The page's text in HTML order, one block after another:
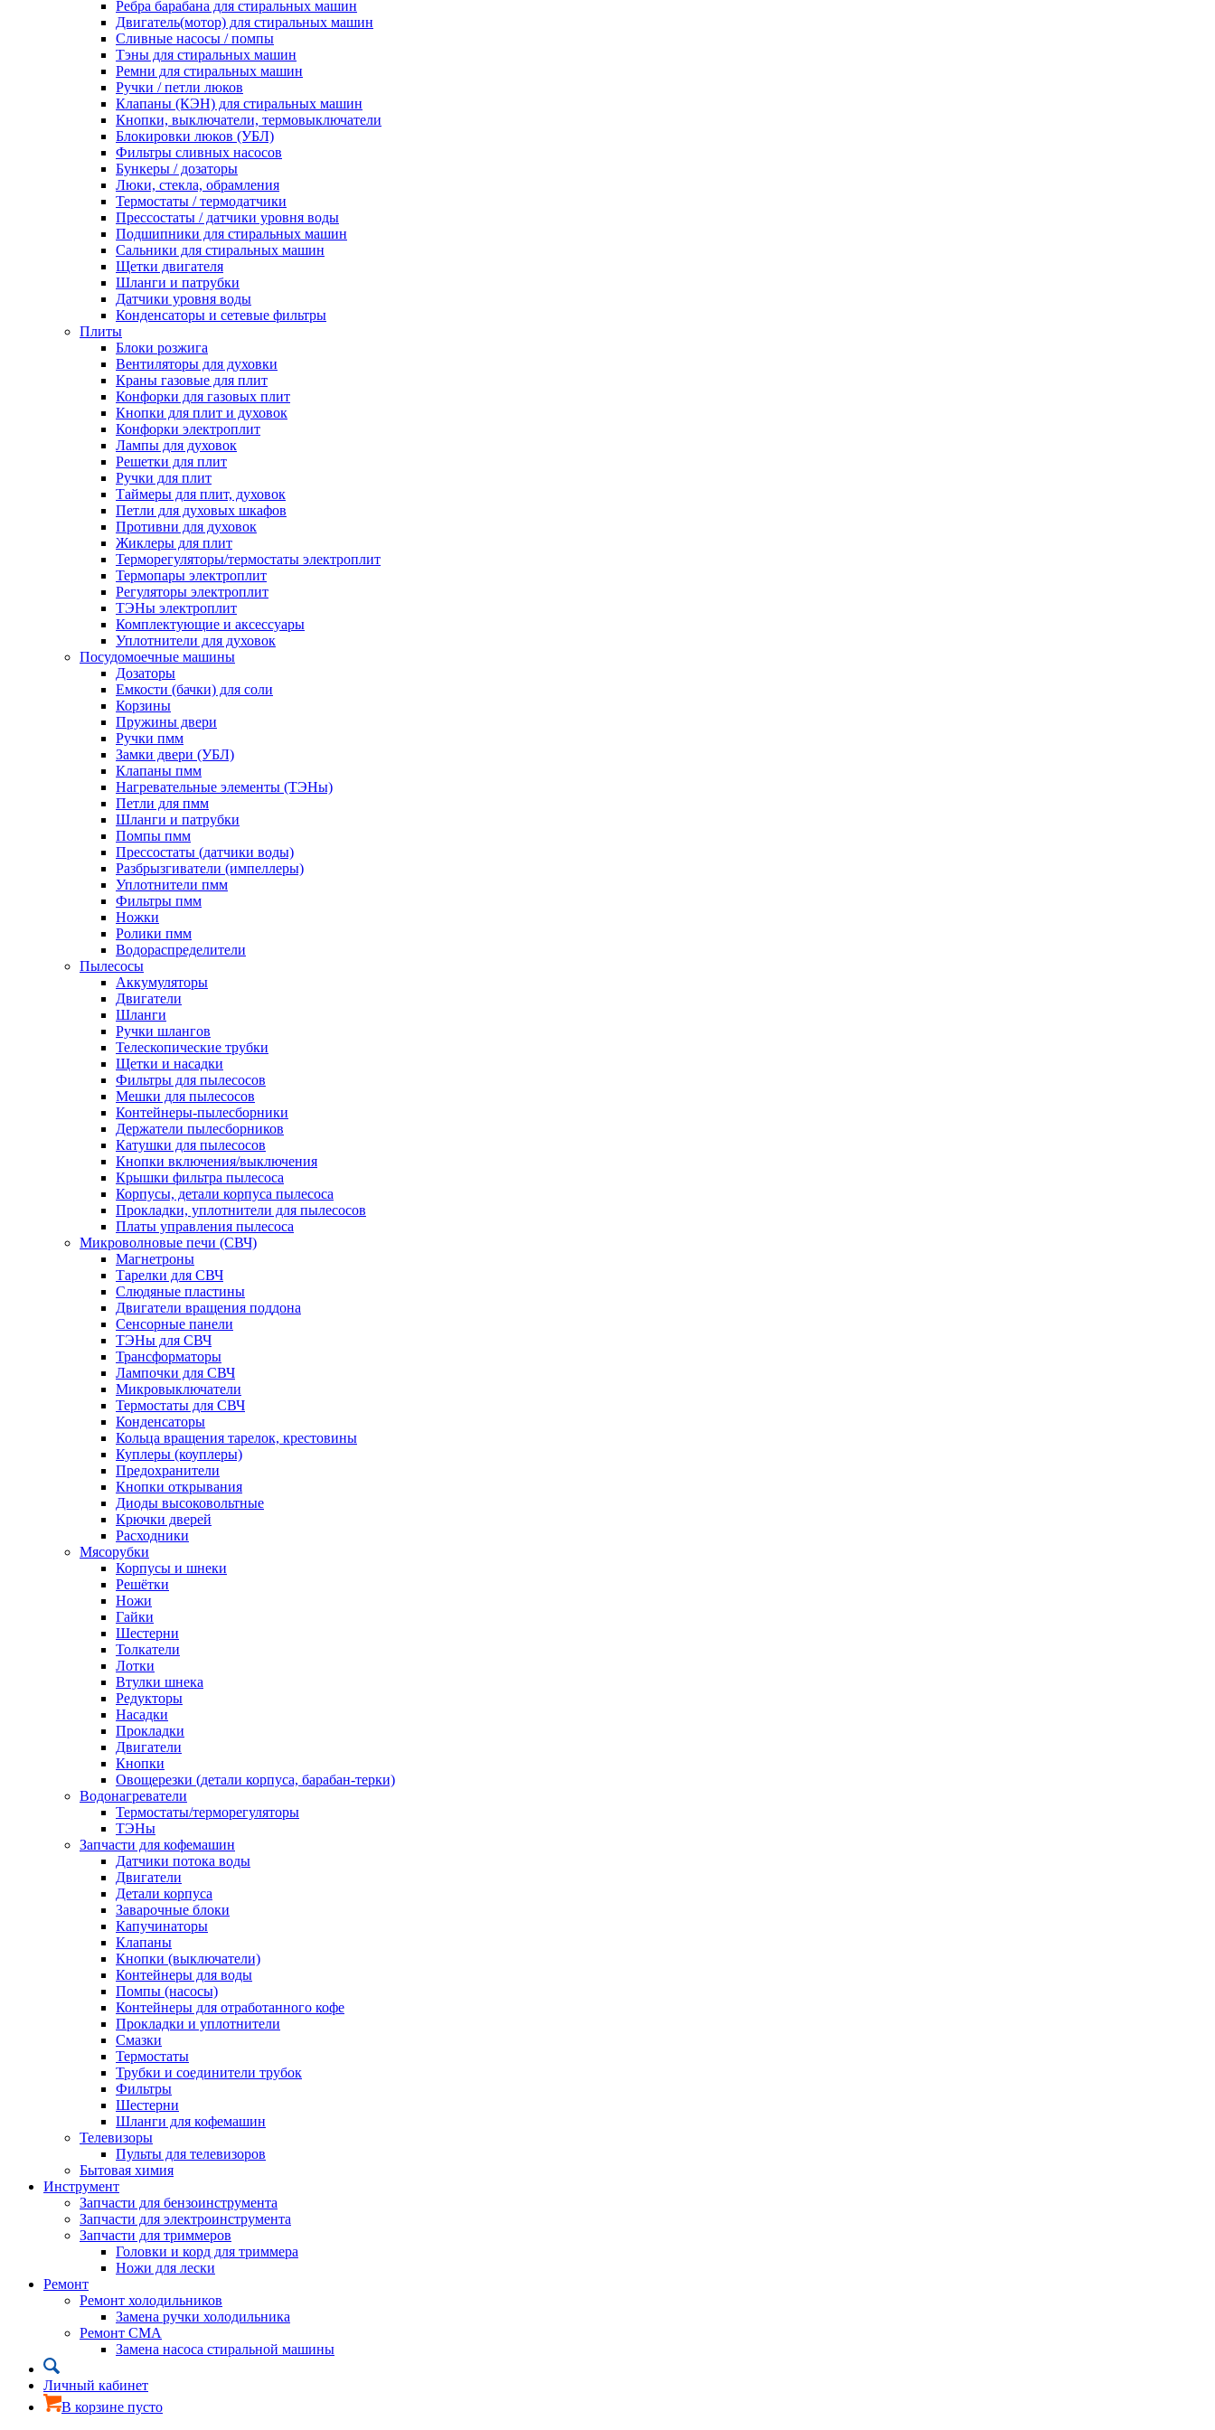
Ребра барабана для стиральных машин
Двигатель(мотор) для стиральных машин
Сливные насосы / помпы
Тэны для стиральных машин
Ремни для стиральных машин
Ручки / петли люков
Клапаны (КЭН) для стиральных машин
Кнопки, выключатели, термовыключатели
Блокировки люков (УБЛ)
Фильтры сливных насосов
Бункеры / дозаторы
Люки, стекла, обрамления
Термостаты / термодатчики
Прессостаты / датчики уровня воды
Подшипники для стиральных машин
Сальники для стиральных машин
Щетки двигателя
Шланги и патрубки
Датчики уровня воды
Конденсаторы и сетевые фильтры
Плиты
Блоки розжига
Вентиляторы для духовки
Краны газовые для плит
Конфорки для газовых плит
Кнопки для плит и духовок
Конфорки электроплит
Лампы для духовок
Решетки для плит
Ручки для плит
Таймеры для плит, духовок
Петли для духовых шкафов
Противни для духовок
Жиклеры для плит
Терморегуляторы/термостаты электроплит
Термопары электроплит
Регуляторы электроплит
ТЭНы электроплит
Комплектующие и аксессуары
Уплотнители для духовок
Посудомоечные машины
Дозаторы
Емкости (бачки) для соли
Корзины
Пружины двери
Ручки пмм
Замки двери (УБЛ)
Клапаны пмм
Нагревательные элементы (ТЭНы)
Петли для пмм
Шланги и патрубки
Помпы пмм
Прессостаты (датчики воды)
Разбрызгиватели (импеллеры)
Уплотнители пмм
Фильтры пмм
Ножки
Ролики пмм
Водораспределители
Пылесосы
Аккумуляторы
Двигатели
Шланги
Ручки шлангов
Телескопические трубки
Щетки и насадки
Фильтры для пылесосов
Мешки для пылесосов
Контейнеры-пылесборники
Держатели пылесборников
Катушки для пылесосов
Кнопки включения/выключения
Крышки фильтра пылесоса
Корпусы, детали корпуса пылесоса
Прокладки, уплотнители для пылесосов
Платы управления пылесоса
Микроволновые печи (СВЧ)
Магнетроны
Тарелки для СВЧ
Слюдяные пластины
Двигатели вращения поддона
Сенсорные панели
ТЭНы для СВЧ
Трансформаторы
Лампочки для СВЧ
Микровыключатели
Термостаты для СВЧ
Конденсаторы
Кольца вращения тарелок, крестовины
Куплеры (коуплеры)
Предохранители
Кнопки открывания
Диоды высоковольтные
Крючки дверей
Расходники
Мясорубки
Корпусы и шнеки
Решётки
Ножи
Гайки
Шестерни
Толкатели
Лотки
Втулки шнека
Редукторы
Насадки
Прокладки
Двигатели
Кнопки
Овощерезки (детали корпуса, барабан-терки)
Водонагреватели
Термостаты/терморегуляторы
ТЭНы
Запчасти для кофемашин
Датчики потока воды
Двигатели
Детали корпуса
Заварочные блоки
Капучинаторы
Клапаны
Кнопки (выключатели)
Контейнеры для воды
Помпы (насосы)
Контейнеры для отработанного кофе
Прокладки и уплотнители
Смазки
Термостаты
Трубки и соединители трубок
Фильтры
Шестерни
Шланги для кофемашин
Телевизоры
Пульты для телевизоров
Бытовая химия
Инструмент
Запчасти для бензоинструмента
Запчасти для электроинструмента
Запчасти для триммеров
Головки и корд для триммера
Ножи для лески
Ремонт
Ремонт холодильников
Замена ручки холодильника
Ремонт СМА
Замена насоса стиральной машины
Личный кабинет
В корзине пусто